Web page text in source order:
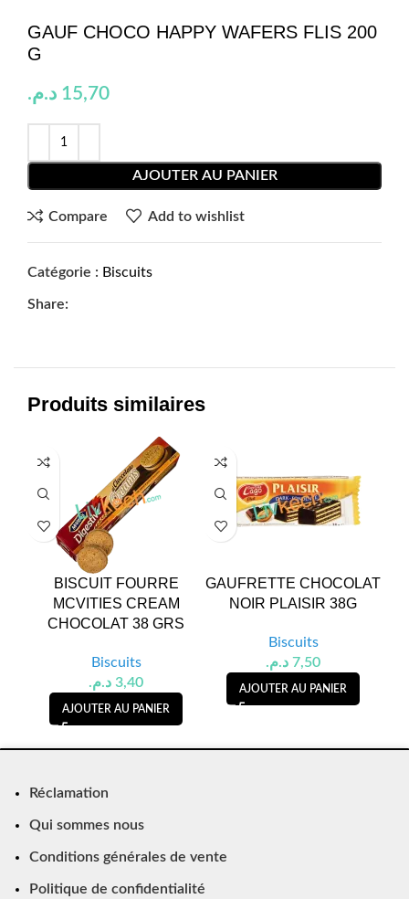
GAUF CHOCO HAPPY WAFERS FLIS 200
G
15,70 د.م.
AJOUTER AU PANIER
Compare Add to wishlist
Catégorie : Biscuits
Share:
Produits similaires
BISCUIT FOURRE
MCVITIES CREAM
CHOCOLAT 38 GRS
Biscuits
3,40 د.م.
AJOUTER AU PANIER
GAUFRETTE CHOCOLAT
NOIR PLAISIR 38G
Biscuits
7,50 د.م.
AJOUTER AU PANIER
Réclamation
Qui sommes nous
Conditions générales de vente
Politique de confidentialité